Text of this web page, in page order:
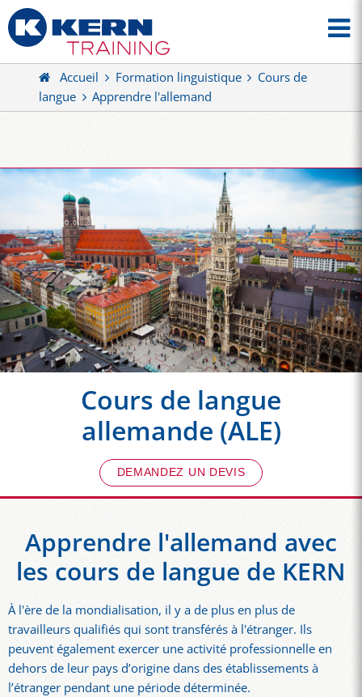
Accueil Formation linguistique
Cours de
langue
Apprendre l'allemand
Cours de langue
allemande (ALE)
DEMANDEZ UN DEVIS
Apprendre l'allemand avec
les cours de langue de KERN
À l'ère de la mondialisation, il y a de plus en plus de
travailleurs qualifiés qui sont transférés à l'étranger. Ils
peuvent également exercer une activité professionnelle en
dehors de leur pays d’origine dans des établissements à
l’étranger pendant une période déterminée.